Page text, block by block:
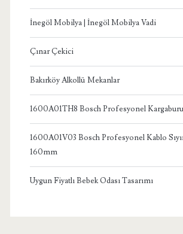
İnegöl Mobilya | İnegöl Mobilya Vadi
Çınar Çekici
Bakırköy Alkollü Mekanlar
1600A01TH8 Bosch Profesyonel
1600A01V03 Bosch Profesyonel Kablo
160mm
Uygun Fiyatlı Bebek Odası Tasarımı